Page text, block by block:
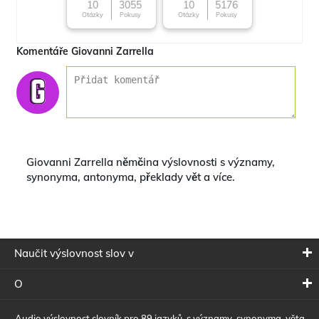
Famous cuisines
around the World
10
Otázky
3055
Pokusy
10
Otázky
5176
Pokusy
Komentáře Giovanni Zarrella
Giovanni Zarrella němčina výslovnosti s významy,
synonyma, antonyma, překlady vět a více.
Naučit výslovnost slov v
O